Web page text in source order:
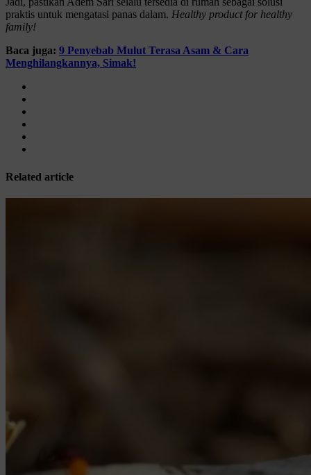
praktis untuk mengatasi panas dalam. Healthy product for healthy
family!
Baca juga: 9 Penyebab Mulut Terasa Asam & Cara
Menghilangkannya, Simak!
Related article